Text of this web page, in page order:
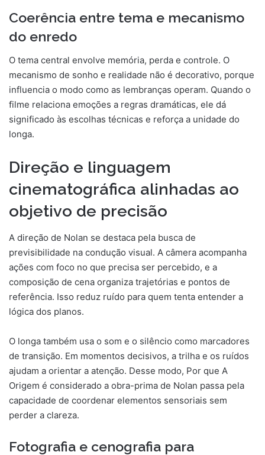
Coerência entre tema e mecanismo
do enredo
O tema central envolve memória, perda e controle. O
mecanismo de sonho e realidade não é decorativo, porque
influencia o modo como as lembranças operam. Quando o
filme relaciona emoções a regras dramáticas, ele dá
significado às escolhas técnicas e reforça a unidade do
longa.
Direção e linguagem
cinematográfica alinhadas ao
objetivo de precisão
A direção de Nolan se destaca pela busca de
previsibilidade na condução visual. A câmera acompanha
ações com foco no que precisa ser percebido, e a
composição de cena organiza trajetórias e pontos de
referência. Isso reduz ruído para quem tenta entender a
lógica dos planos.
O longa também usa o som e o silêncio como marcadores
de transição. Em momentos decisivos, a trilha e os ruídos
ajudam a orientar a atenção. Desse modo, Por que A
Origem é considerado a obra-prima de Nolan passa pela
capacidade de coordenar elementos sensoriais sem
perder a clareza.
Fotografia e cenografia para